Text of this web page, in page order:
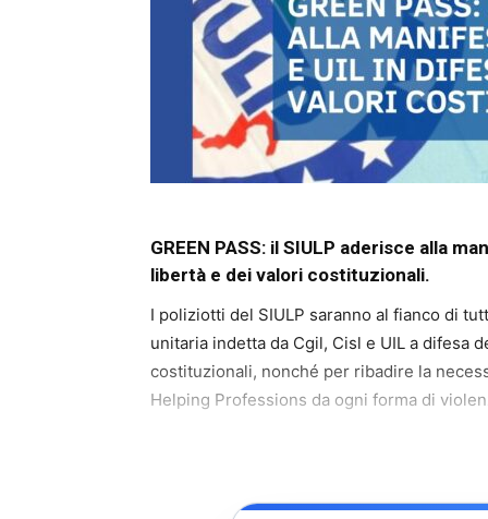
GREEN PASS: il SIULP aderisce alla
libertà e dei valori costituzionali.
I poliziotti del SIULP saranno al fianco di
unitaria indetta da Cgil, Cisl e UIL a difesa
costituzionali, nonché per ribadire la
Helping Professions da ogni forma di